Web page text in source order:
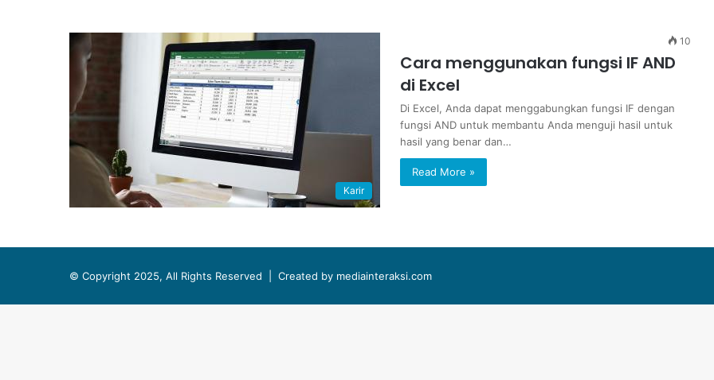
Karir
10
Cara menggunakan fungsi IF AND
di Excel
Di Excel, Anda dapat menggabungkan fungsi IF dengan
fungsi AND untuk membantu Anda menguji hasil untuk
hasil yang benar dan…
Read More »
© Copyright 2025, All Rights Reserved | Created by mediainteraksi.com